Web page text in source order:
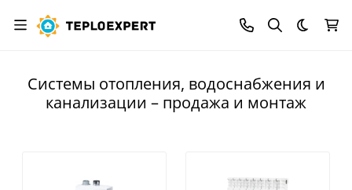
Темная
Системы отопления, водоснабжения и
канализации – продажа и монтаж